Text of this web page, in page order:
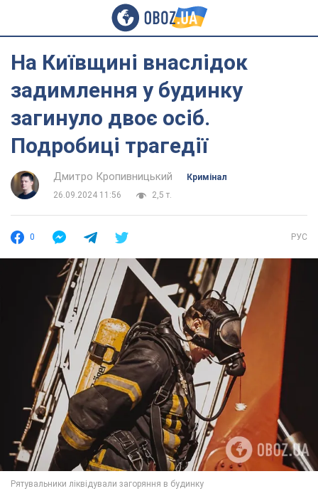
На Київщині внаслідок
задимлення у будинку
загинуло двоє осіб.
Подробиці трагедії
Дмитро Кропивницький
Кримінал
26.09.2024 11:56
2,5 т.
0 РУС